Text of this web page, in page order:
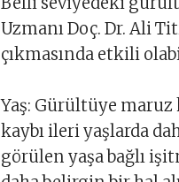
Uzmanı Doç. Dr. Ali
çıkmasında etkili
Yaş: Gürültüye
kaybı ileri yaşlarda
görülen yaşa bağlı